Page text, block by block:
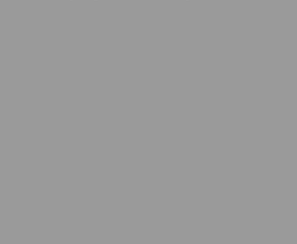
для высокой
влагоотведением,
высыханием,
обеспечивает высокий